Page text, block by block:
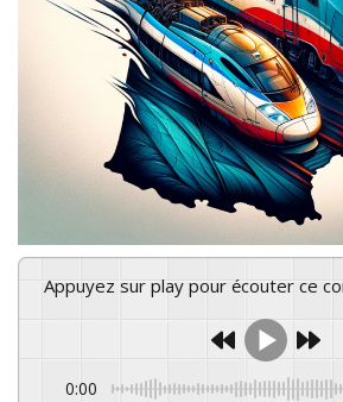
Appuyez sur play pour écouter ce
0:00